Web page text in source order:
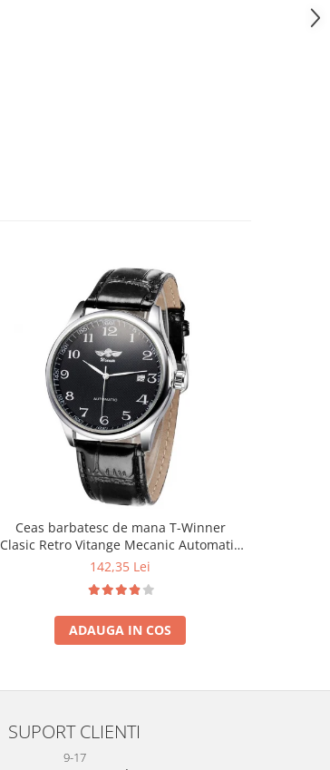
Ceas barbatesc de mana T-Winner
Clasic Retro Vitange Mecanic Automatic
Fashion Casual Elegant
142,35 Lei
ADAUGA IN COS
SUPORT CLIENTI
9-17